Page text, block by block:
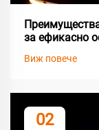
за ефикасно
Виж повече
02